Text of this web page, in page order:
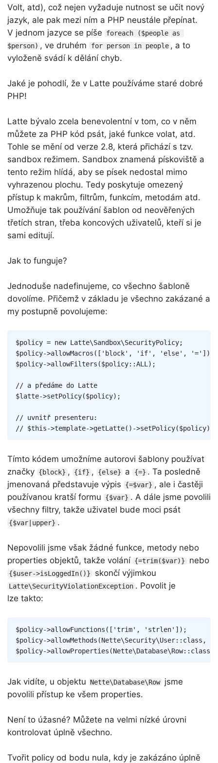
Volt, atd), což nejen vyžaduje nutnost se učit nový
jazyk, ale pak mezi ním a PHP neustále přepínat.
V jednom jazyce se píše
foreach ($people as
$person) , ve druhém for person in people , a to
vyloženě svádí k dělání chyb.
Jaké je pohodlí, že v Latte používáme staré dobré
PHP!
Latte bývalo zcela benevolentní v tom, co v něm
můžete za PHP kód psát, jaké funkce volat, atd.
Tohle se mění od verze 2.8, která přichází s tzv.
sandbox režimem. Sandbox znamená pískoviště a
tento režim hlídá, aby se písek nedostal mimo
vyhrazenou plochu. Tedy poskytuje omezený
přístup k makrům, filtrům, funkcím, metodám atd.
Umožňuje tak používání šablon od neověřených
třetích stran, třeba koncových uživatelů, kteří si je
sami editují.
Jak to funguje?
Jednoduše nadefinujeme, co všechno šabloně
dovolíme. Přičemž v základu je všechno zakázané a
my postupně povolujeme:
$policy = new Latte\Sandbox\SecurityPolicy;
$policy->allowMacros ( [ 'block' , 'if' , 'else' , '=' ] )
$policy->allowFilters ($policy::ALL ) ;
// a předáme do Latte
$latte->setPolicy($policy) ;
// uvnitř presenteru:
// $this->template->getLatte()->setPolicy($policy);
Copy
Tímto kódem umožníme autorovi šablony používat
značky {block} , {if} , {else} a {=} . Ta posledně
jmenovaná představuje výpis
{=$var} , ale i častěji
používanou kratší formu
{$var} . A dále jsme povolili
všechny filtry, takže uživatel bude moci psát
{$var|upper} .
Nepovolili jsme však žádné funkce, metody nebo
properties objektů, takže volání {=trim($var)} nebo
{$user->isLoggedIn()} skončí výjimkou
Latte\SecurityViolationException . Povolit je
lze takto:
$policy->allowFunctions ( [ 'trim' , 'strlen' ] ) ;
$policy->allowMethods (Nette\Security\User:: class ,
$policy->allowProperties (Nette\Database\Row:: class
Copy
Jak vidíte, u objektu Nette\Database\Row
jsme
povolili přístup ke všem properties.
Není to úžasné? Můžete na velmi nízké úrovni
kontrolovat úplně všechno.
Tvořit policy od bodu nula, kdy je zakázáno úplně